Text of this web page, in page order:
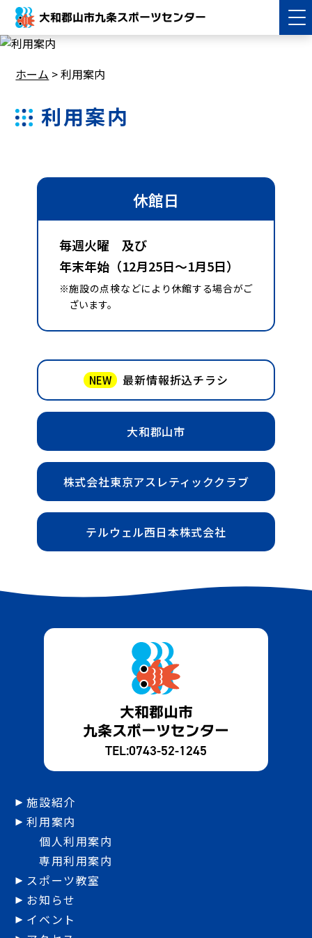
大和郡山市九条スポーツセンター
ホーム >利用案内
利用案内
休館日
毎週火曜 及び
年末年始（12月25日～1月5日）
※施設の点検などにより休館する場合がご
ざいます。
NEW 最新情報折込チラシ
大和郡山市
株式会社東京アスレティッククラブ
テルウェル西日本株式会社
大和郡山市
九条スポーツセンター
TEL:0743-52-1245
施設紹介
利用案内
個人利用案内
専用利用案内
スポーツ教室
お知らせ
イベント